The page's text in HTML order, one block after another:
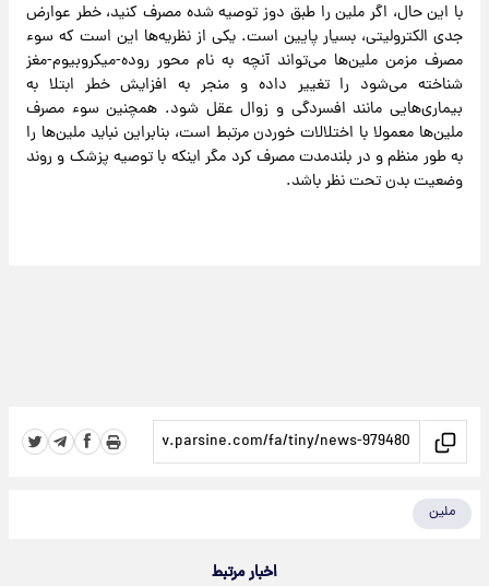
با این حال، اگر ملین را طبق دوز توصیه‌ شده مصرف کنید، خطر عوارض
جدی الکترولیتی، بسیار پایین است. یکی از نظریه‌ها این است که سوء‌
مصرف مزمن ملین‌ها می‌تواند آنچه به نام محور روده-میکروبیوم-مغز
شناخته می‌شود را تغییر داده و منجر به افزایش خطر ابتلا به
بیماری‌هایی مانند افسردگی و زوال عقل شود. همچنین سوء‌ مصرف
ملین‌ها معمولا با اختلالات خوردن مرتبط است، بنابراین نباید ملین‌ها را
به‌ طور منظم و در بلندمدت مصرف کرد مگر اینکه با توصیه پزشک و روند
وضعیت بدن تحت نظر باشد.
ملین
اخبار مرتبط